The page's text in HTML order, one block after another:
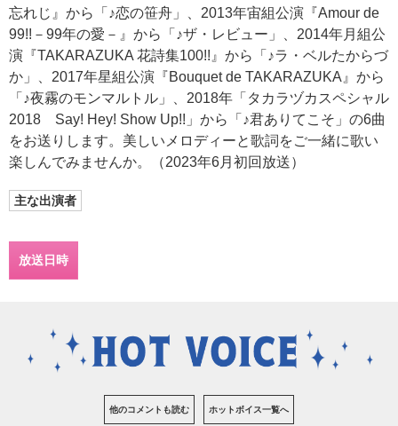
忘れじ』から「♪恋の笹舟」、2013年宙組公演『Amour de
99!!－99年の愛－』から「♪ザ・レビュー」、2014年月組公
演『TAKARAZUKA 花詩集100!!』から「♪ラ・ベルたからづ
か」、2017年星組公演『Bouquet de TAKARAZUKA』から
「♪夜霧のモンマルトル」、2018年「タカラヅカスペシャル
2018 Say! Hey! Show Up!!」から「♪君ありてこそ」の6曲
をお送りします。美しいメロディーと歌詞をご一緒に歌い
楽しんでみませんか。（2023年6月初回放送）
主な出演者
放送日時
他のコメントも読む ホットボイス一覧へ